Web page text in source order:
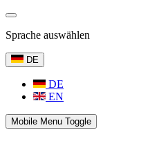
Sprache auswählen
DE
DE
EN
Mobile Menu Toggle